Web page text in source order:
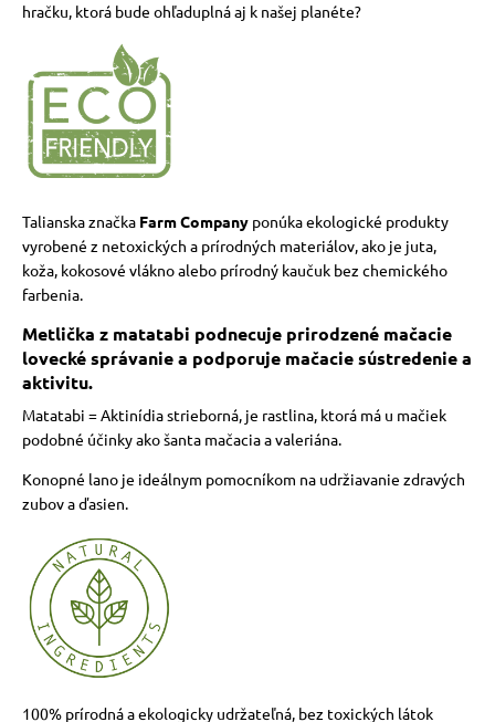
hračku, ktorá bude ohľaduplná aj k našej planéte?
Talianska značka Farm Companyponúka ekologické produkty
vyrobené z netoxických a prírodných materiálov, ako je juta,
koža, kokosové vlákno alebo prírodný kaučuk bez chemického
farbenia.
Metlička z matatabi podnecuje prirodzené mačacie
lovecké správanie a podporuje mačacie sústredenie a
aktivitu.
Matatabi = Aktinídia strieborná, je rastlina, ktorá má u mačiek
podobné účinky ako šanta mačacia a valeriána.
Konopné lano je ideálnym pomocníkom na udržiavanie zdravých
zubov a ďasien.
100% prírodná a ekologicky udržateľná, bez toxických látok